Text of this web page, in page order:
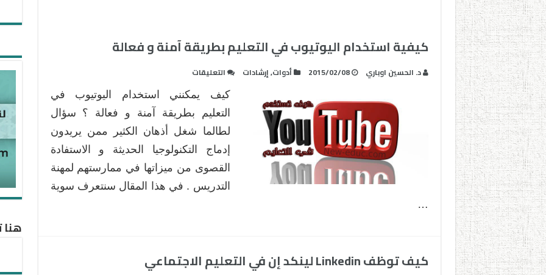
كيفية استخدام اليوتيوب في التعليم بطريقة آمنة و فعالة
د. الحسين اوباري 2015/02/08 أدوات,إرشادات التعليقات
استخدام
اليوتيوب
في
التعليم
بطريقة
آمنة
كيف يمكنني استخدام اليوتيوب في
التعليم بطريقة آمنة و فعالة ؟ سؤال
لطالما شغل أذهان الكثير ممن يريدون
إدماج التكنولوجيا الحديثة و الاستفادة
القصوى من ميزاتها في ممارستهم لمهنة
التدريس . في هذا المقال سنتعرف سوية
…
كيف توظف Linkedin لينكد إن في التعليم الاجتماعي
هنا